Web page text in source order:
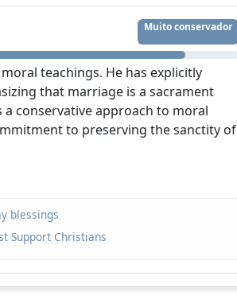
Muito conservador
teachings. He has explicitly
that marriage is a sacrament
conservative approach to moral
to preserving the sanctity of
blessings
Support Christians